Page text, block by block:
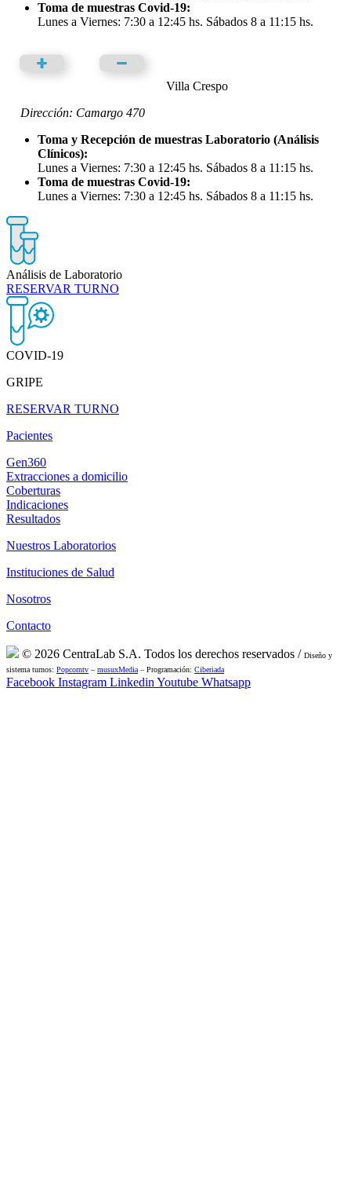
Toma de muestras Covid-19:
Lunes a Viernes: 7:30 a 12:45 hs. Sábados 8 a 11:15 hs.
Villa Crespo
Dirección: Camargo 470
Toma y Recepción de muestras Laboratorio (Análisis
Clínicos):
Lunes a Viernes: 7:30 a 12:45 hs. Sábados 8 a 11:15 hs.
Toma de muestras Covid-19:
Lunes a Viernes: 7:30 a 12:45 hs. Sábados 8 a 11:15 hs.
Análisis de Laboratorio
RESERVAR TURNO
COVID-19
GRIPE
RESERVAR TURNO
Pacientes
Gen360
Extracciones a domicilio
Coberturas
Indicaciones
Resultados
Nuestros Laboratorios
Instituciones de Salud
Nosotros
Contacto
© 2026 CentraLab S.A. Todos los derechos reservados / Diseño y
sistema turnos: Popcorntv – musuxMedia – Programación: Ciberiada
Facebook Instagram Linkedin Youtube Whatsapp